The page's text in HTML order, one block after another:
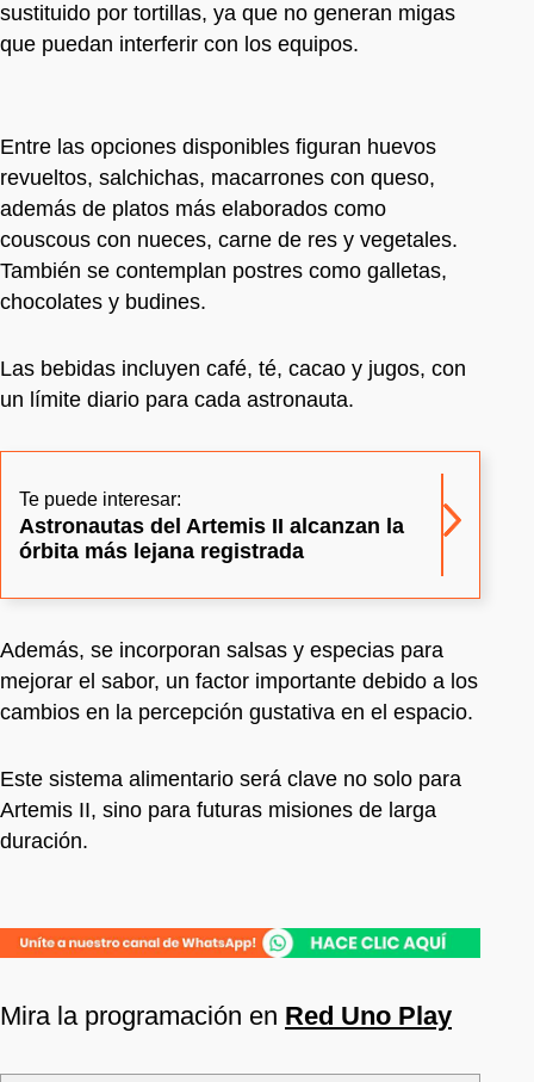
sustituido por tortillas, ya que no generan migas
que puedan interferir con los equipos.
Entre las opciones disponibles figuran huevos
revueltos, salchichas, macarrones con queso,
además de platos más elaborados como
couscous con nueces, carne de res y vegetales.
También se contemplan postres como galletas,
chocolates y budines.
Las bebidas incluyen café, té, cacao y jugos, con
un límite diario para cada astronauta.
Te puede interesar:
Astronautas del Artemis II alcanzan la
órbita más lejana registrada
Además, se incorporan salsas y especias para
mejorar el sabor, un factor importante debido a los
cambios en la percepción gustativa en el espacio.
Este sistema alimentario será clave no solo para
Artemis II, sino para futuras misiones de larga
duración.
Mira la programación en Red Uno Play